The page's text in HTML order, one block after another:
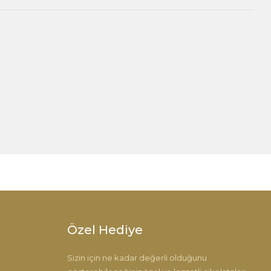
Özel Hediye
Sizin için ne kadar değerli olduğunu